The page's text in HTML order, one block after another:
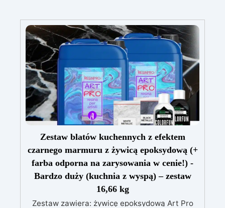
Zestaw blatów kuchennych z efektem
czarnego marmuru z żywicą epoksydową (+
farba odporna na zarysowania w cenie!) -
Bardzo duży (kuchnia z wyspą) – zestaw
16,66 kg
Zestaw zawiera: żywicę epoksydową Art Pro